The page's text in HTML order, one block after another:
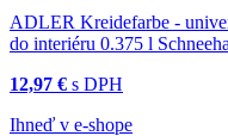
ADLER Kreidefarbe -
do interiéru 0.375 l
12,97 € s DPH
Ihneď v e-shope